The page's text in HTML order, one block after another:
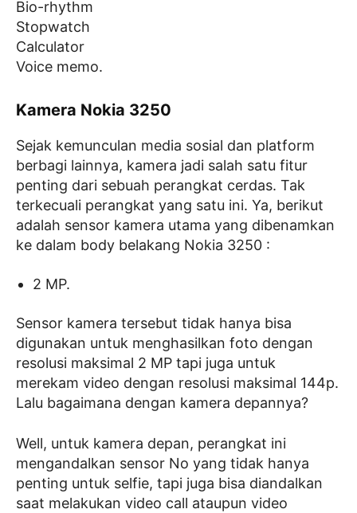
Bio-rhythm
Stopwatch
Calculator
Voice memo.
Kamera Nokia 3250
Sejak kemunculan media sosial dan platform
berbagi lainnya, kamera jadi salah satu fitur
penting dari sebuah perangkat cerdas. Tak
terkecuali perangkat yang satu ini. Ya, berikut
adalah sensor kamera utama yang dibenamkan
ke dalam body belakang Nokia 3250 :
2 MP.
Sensor kamera tersebut tidak hanya bisa
digunakan untuk menghasilkan foto dengan
resolusi maksimal 2 MP tapi juga untuk
merekam video dengan resolusi maksimal 144p.
Lalu bagaimana dengan kamera depannya?
Well, untuk kamera depan, perangkat ini
mengandalkan sensor No yang tidak hanya
penting untuk selfie, tapi juga bisa diandalkan
saat melakukan video call ataupun video